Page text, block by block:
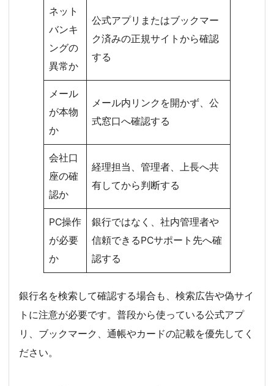
ネット
バンキ
ングの
異常か
公式アプリまたはブックマー
ク済みの正規サイトから確認
する
メール
が本物
か
メール内リンクを開かず、公
式窓口へ確認する
会社口
座の確
認か
経理担当、管理者、上長へ共
有してから判断する
PC操作
が必要
か
銀行ではなく、社内管理者や
信頼できるPCサポート先へ確
認する
銀行名を検索して確認する場合も、検索広告や偽サイ
トに注意が必要です。普段から使っている公式アプ
リ、ブックマーク、通帳やカードの記載を優先してく
ださい。